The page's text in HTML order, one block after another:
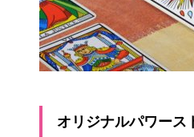
オリジナルパワース